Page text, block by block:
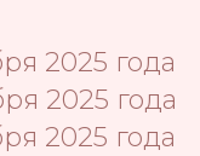
2025 года
2025 года
2025 года